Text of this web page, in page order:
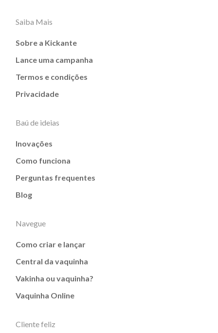
Saiba Mais
Sobre a Kickante
Lance uma campanha
Termos e condições
Privacidade
Baú de ideias
Inovações
Como funciona
Perguntas frequentes
Blog
Navegue
Como criar e lançar
Central da vaquinha
Vakinha ou vaquinha?
Vaquinha Online
Cliente feliz